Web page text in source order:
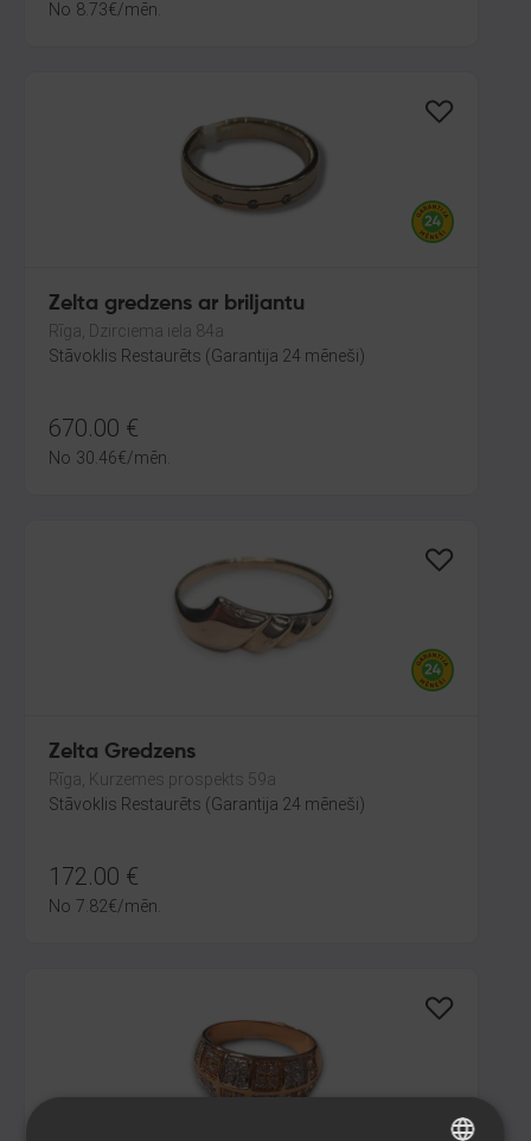
No 8.73€/mēn.
Zelta gredzens ar briljantu
Rīga, Dzirciema iela 84a
Stāvoklis Restaurēts (Garantija 24 mēneši)
670.00 €
No 30.46€/mēn.
Zelta Gredzens
Rīga, Kurzemes prospekts 59a
Stāvoklis Restaurēts (Garantija 24 mēneši)
172.00 €
No 7.82€/mēn.